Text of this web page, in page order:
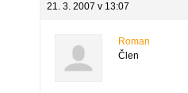
21. 3. 2007 v 13:07
Roman
Člen